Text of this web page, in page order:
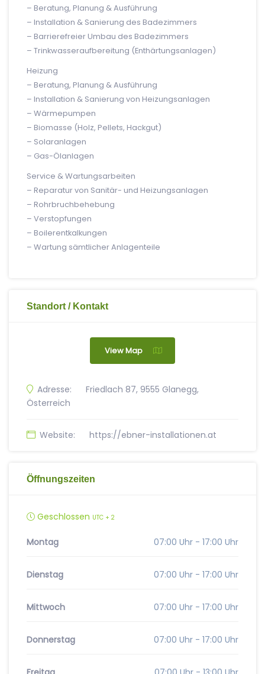
– Beratung, Planung & Ausführung
– Installation & Sanierung des Badezimmers
– Barrierefreier Umbau des Badezimmers
– Trinkwasseraufbereitung (Enthärtungsanlagen)
Heizung
– Beratung, Planung & Ausführung
– Installation & Sanierung von Heizungsanlagen
– Wärmepumpen
– Biomasse (Holz, Pellets, Hackgut)
– Solaranlagen
– Gas-Ölanlagen
Service & Wartungsarbeiten
– Reparatur von Sanitär- und Heizungsanlagen
– Rohrbruchbehebung
– Verstopfungen
– Boilerentkalkungen
– Wartung sämtlicher Anlagenteile
Standort / Kontakt
View Map
Adresse:
Friedlach 87, 9555 Glanegg,
Österreich
Website: https://ebner-installationen.at
Öffnungszeiten
Geschlossen UTC + 2
Montag 07:00 Uhr - 17:00 Uhr
Dienstag 07:00 Uhr - 17:00 Uhr
Mittwoch 07:00 Uhr - 17:00 Uhr
Donnerstag 07:00 Uhr - 17:00 Uhr